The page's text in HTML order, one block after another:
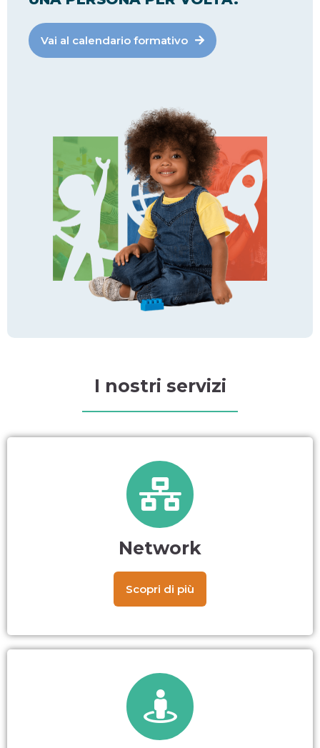
Vai al calendario formativo
I nostri servizi
Network
Scopri di più